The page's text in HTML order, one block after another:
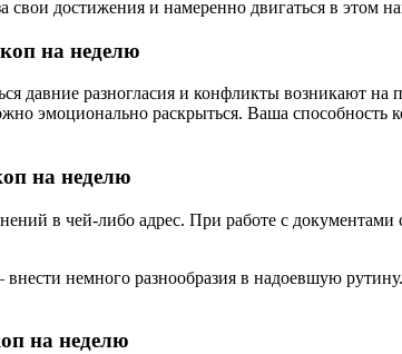
достижения и намеренно двигаться в этом
на неделю
давние разногласия и конфликты возникают
эмоционально раскрыться. Ваша способность
на неделю
в чей-либо адрес. При работе с документами
немного разнообразия в надоевшую
на неделю